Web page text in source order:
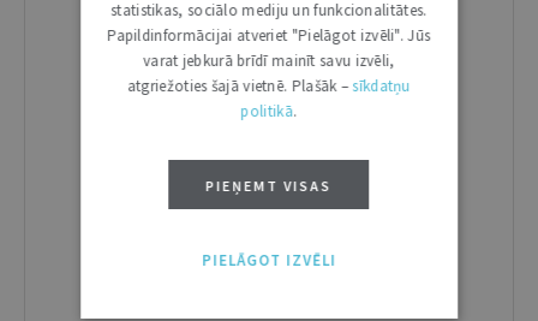
statistikas, sociālo mediju un funkcionalitātes.
Papildinformācijai atveriet "Pielāgot izvēli". Jūs
varat jebkurā brīdī mainīt savu izvēli,
atgriežoties šajā vietnē. Plašāk –sīkdatņu
politikā.
PIEŅEMT VISAS
PIELĀGOT IZVĒLI